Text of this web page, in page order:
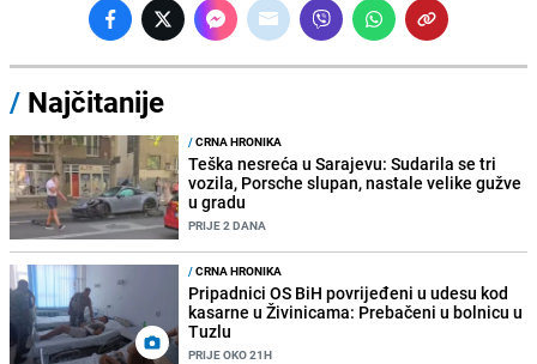
/ Najčitanije
/CRNA HRONIKA
Teška nesreća u Sarajevu: Sudarila se tri
vozila, Porsche slupan, nastale velike gužve
u gradu
PRIJE 2 DANA
/CRNA HRONIKA
Pripadnici OS BiH povrijeđeni u udesu kod
kasarne u Živinicama: Prebačeni u bolnicu u
Tuzlu
PRIJE OKO 21H